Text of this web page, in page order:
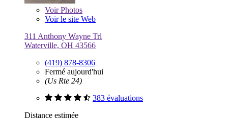
VoirPhotos
Voir le site Web
311 Anthony Wayne Trl
Waterville, OH 43566
(419) 878-8306
Fermé aujourd'hui
(Us Rte 24)
383 évaluations
Distance estimée